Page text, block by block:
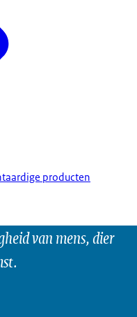
producten
van mens, dier